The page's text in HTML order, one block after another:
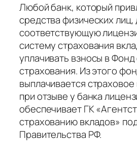
Любой банк, который
средства физических
соответствующую
систему страхования
уплачивать взносы в
страхования. Из этого
выплачивается
при отзыве у банка
обеспечивает ГК
страхованию вкладов»
Правительства РФ.